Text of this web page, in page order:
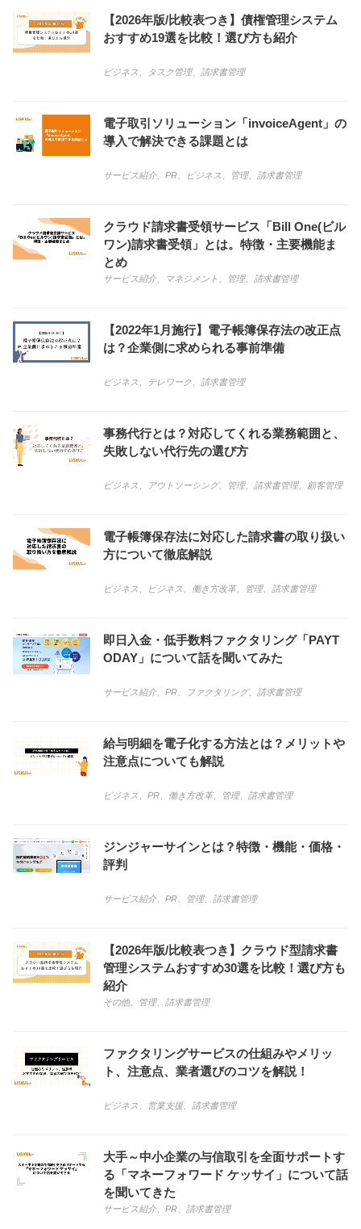
【2026年版/比較表つき】債権管理システム
おすすめ19選を比較！選び方も紹介
ビジネス タスク管理、 請求書管理
電子取引ソリューション「invoiceAgent」の
導入で解決できる課題とは
サービス紹介、 PR ビジネス 管理、 請求書管理
クラウド請求書受領サービス「Bill One(ビル
ワン)請求書受領」とは。特徴・主要機能ま
とめ
サービス紹介、 マネジメント 管理、 請求書管理
【2022年1月施行】電子帳簿保存法の改正点
は？企業側に求められる事前準備
ビジネス テレワーク 請求書管理
事務代行とは？対応してくれる業務範囲と、
失敗しない代行先の選び方
ビジネス アウトソーシング、 管理、 請求書管理、 顧客管理
電子帳簿保存法に対応した請求書の取り扱い
方について徹底解説
ビジネス ビジネス 働き方改革、 管理、 請求書管理
即日入金・低手数料ファクタリング「PAYT
ODAY」について話を聞いてみた
サービス紹介、 PR ファクタリング、 請求書管理
給与明細を電子化する方法とは？メリットや
注意点についても解説
ビジネス PR 働き方改革、 管理、 請求書管理
ジンジャーサインとは？特徴・機能・価格・
評判
サービス紹介、 PR 管理、 請求書管理
【2026年版/比較表つき】クラウド型請求書
管理システムおすすめ30選を比較！選び方も
紹介
その他、 管理、 請求書管理
ファクタリングサービスの仕組みやメリッ
ト、注意点、業者選びのコツを解説！
ビジネス 営業支援、 請求書管理
大手～中小企業の与信取引を全面サポートす
る「マネーフォワード ケッサイ」について話
を聞いてきた
サービス紹介、 PR 請求書管理